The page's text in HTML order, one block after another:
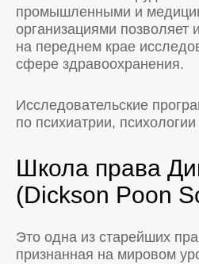
промышленными и
организациями позволяет
на переднем крае
сфере здравоохранения.
Исследовательские
по психиатрии,
Школа права
(Dickson Poon
Это одна из старейших
признанная на мировом